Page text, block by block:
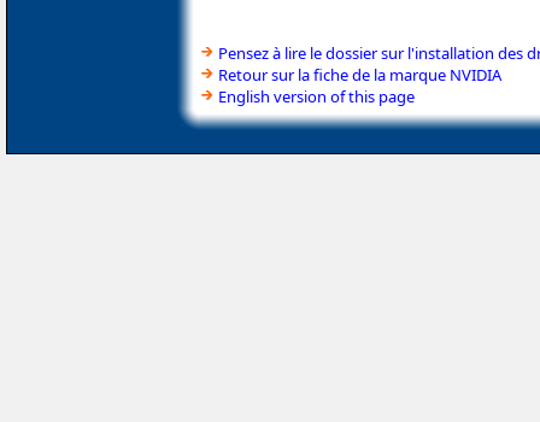
Pensez à lire le dossier sur l'installation des
Retour sur la fiche de la marque NVIDIA
English version of this page